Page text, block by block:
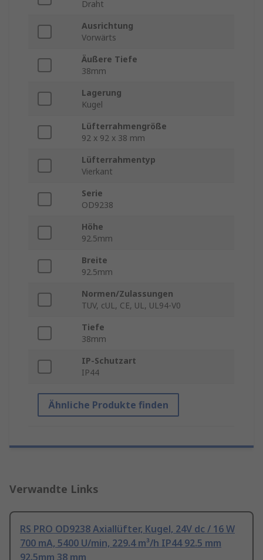
Draht
Ausrichtung
Vorwärts
Äußere Tiefe
38mm
Lagerung
Kugel
Lüfterrahmengröße
92 x 92 x 38 mm
Lüfterrahmentyp
Vierkant
Serie
OD9238
Höhe
92.5mm
Breite
92.5mm
Normen/Zulassungen
TUV, cUL, CE, UL, UL94-V0
Tiefe
38mm
IP-Schutzart
IP44
Ähnliche Produkte finden
Verwandte Links
RS PRO OD9238 Axiallüfter, Kugel, 24V dc / 16 W
700 mA, 5400 U/min, 229.4 m³/h IP44 92.5 mm
92.5mm 38 mm